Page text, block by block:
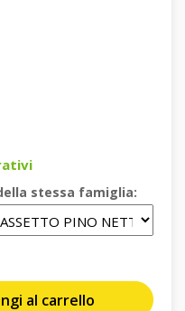
stessa famiglia:
al carrello